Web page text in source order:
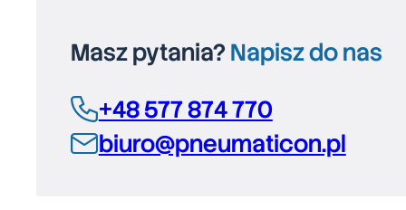
Masz pytania? Napisz do nas
+48 577 874 770
biuro@pneumaticon.pl